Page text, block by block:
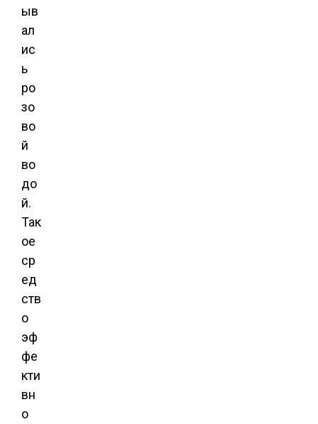
ыв
ал
ис
ь
ро
зо
во
й
во
до
й.
Так
ое
ср
ед
ств
о
эф
фе
кти
вн
о